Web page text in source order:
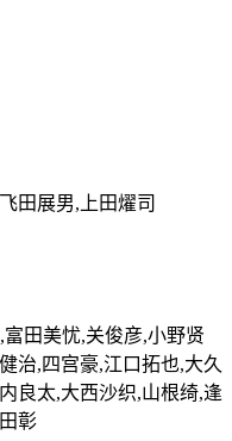
田展男,上田燿司
田美忧,关俊彦,小野贤
治,四宫豪,江口拓也,大久
良太,大西沙织,山根绮,逢
彰